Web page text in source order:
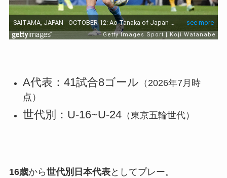
A代表：41試合8ゴール （2026年7月時
点）
世代別：U-16~U-24（東京五輪世代）
16歳から世代別日本代表としてプレー。